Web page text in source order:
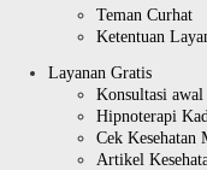
Teman Curhat
Ketentuan
Layanan Gratis
Konsultasi
Hipnoterapi
Cek Kesehatan
Artikel